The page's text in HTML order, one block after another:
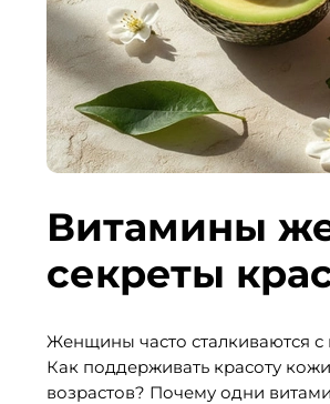
Витамины
секреты
Женщины часто сталкиваются
Как поддерживать красоту
возрастов? Почему одни